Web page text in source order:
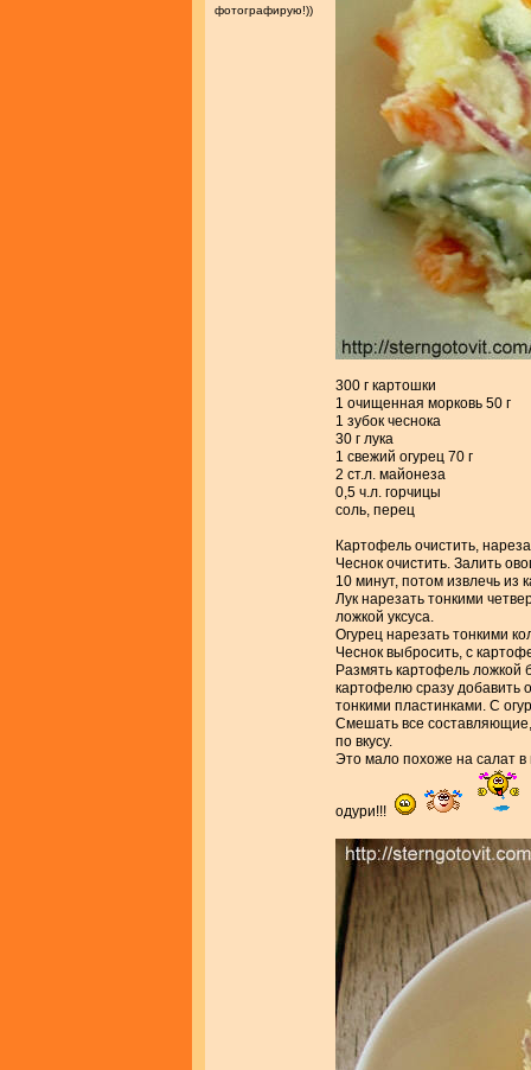
фотографирую!))
300 г картошки
1 очищенная морковь 50 г
1 зубок чеснока
30 г лука
1 свежий огурец 70 г
2 ст.л. майонеза
0,5 ч.л. горчицы
соль, перец
Картофель очистить,
Чеснок очистить. Залить
10 минут, потом извлечь из
Лук нарезать тонкими
ложкой уксуса.
Огурец нарезать тонкими
Чеснок выбросить, с
Размять картофель ложкой
картофелю сразу добавить
тонкими пластинками. С
Смешать все составляющие,
по вкусу.
Это мало похоже на салат
одури!!!